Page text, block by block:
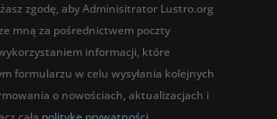
zgodę, aby Adminisitrator Lustro.org
mną za pośrednictwem poczty
informacji, które
formularzu w celu wysyłania kolejnych
o nowościach, aktualizacjach i